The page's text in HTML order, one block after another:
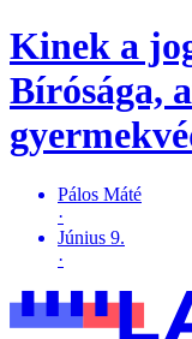
Kinek a
Bírósága,
Pálos Máté
·
Június 9.
·